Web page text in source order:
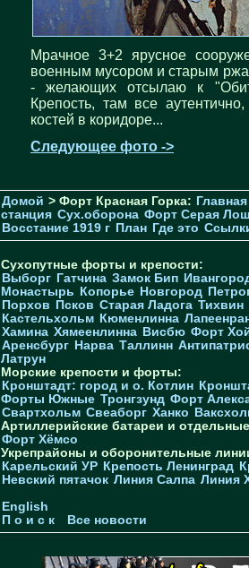
Мрачное 3+2 ярусное
военным мусором и старым
- желающих отсылаю к
Крепость, там все
костей в коридоре...
Следующее фото ->
Домой > Форт Красная Горка: Главная
станция Cух.оборона Форт Серая
Восстание 1919 г План Где это
Сухопутные форты и крепости:
Выборг Гатчина Замок Бип
Монастырь
Копорье Новгород
Порхов
Псков Старая Ладога Тихвин
Кастельхольм Кюменлинна
Хамина Хямеенлинна Висбю Форт
Аренсбург Нарва Таллинн
Латрун
Морские крепости и форты:
Кронштадт: город и о. Котлин
Форты Южные Тронгзунд Форт
Свартхольм Свеаборг Ханко
Артиллерийские батареи и
Форт Хёмсо
Укрепрайоны и оборонительные
Карельский УР Крепость Ленинград
Невский пятачок Линия Салпа Линия
English
П о и с к
Все новости